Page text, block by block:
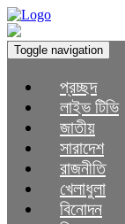
Toggle navigation
প্রচ্ছদ
লাইভ টিভি
জাতীয়
সারাদেশ
রাজনীতি
খেলাধুলা
বিনোদন